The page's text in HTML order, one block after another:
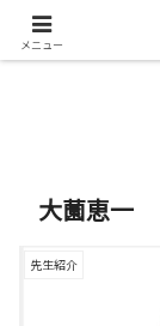
大薗恵一
先生紹介
メニュー